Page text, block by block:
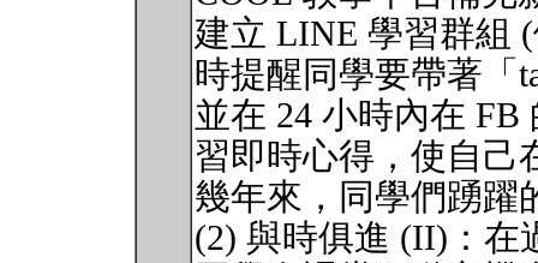
建立 LINE 學習群組
時提醒同學要帶著「
並在 24 小時內在 FB
習即時心得，使自己
幾年來，同學們踴躍
(2) 與時俱進 (II)：在